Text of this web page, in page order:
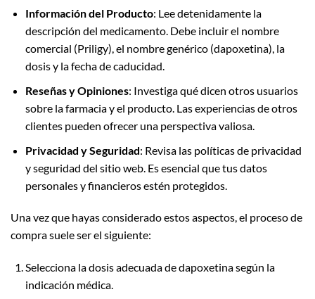
Información del Producto: Lee detenidamente la
descripción del medicamento. Debe incluir el nombre
comercial (Priligy), el nombre genérico (dapoxetina), la
dosis y la fecha de caducidad.
Reseñas y Opiniones: Investiga qué dicen otros usuarios
sobre la farmacia y el producto. Las experiencias de otros
clientes pueden ofrecer una perspectiva valiosa.
Privacidad y Seguridad: Revisa las políticas de privacidad
y seguridad del sitio web. Es esencial que tus datos
personales y financieros estén protegidos.
Una vez que hayas considerado estos aspectos, el proceso de
compra suele ser el siguiente:
Selecciona la dosis adecuada de dapoxetina según la
indicación médica.